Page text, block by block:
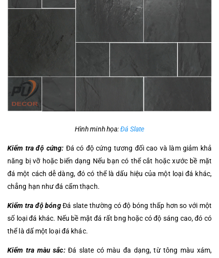
Hình minh họa:Đá Slate
Kiểm tra độ cứng: Đá có độ cứng tương đối cao và làm giảm khả
năng bị vỡ hoặc biến dạng Nếu bạn có thể cắt hoặc xước bề mặt
đá một cách dễ dàng, đó có thể là dấu hiệu của một loại đá khác,
chẳng hạn như đá cẩm thạch.
Kiểm tra độ bóngĐá slate thường có độ bóng thấp hơn so với một
số loại đá khác. Nếu bề mặt đá rất bng hoặc có độ sáng cao, đó có
thể là dấ một loại đá khác.
Kiểm tra màu sắc:Đá slate có màu đa dạng, từ tông màu xám,